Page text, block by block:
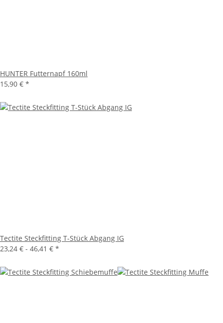
HUNTER Futternapf 160ml
15,90 € *
Tectite Steckfitting T-Stück Abgang IG
23,24 € - 46,41 € *